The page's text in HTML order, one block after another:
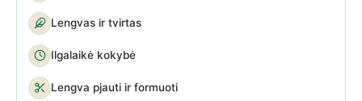
Lengvas ir tvirtas
Ilgalaikė kokybė
Lengva pjauti ir formuoti